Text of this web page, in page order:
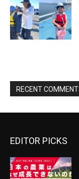
EDITOR PICKS